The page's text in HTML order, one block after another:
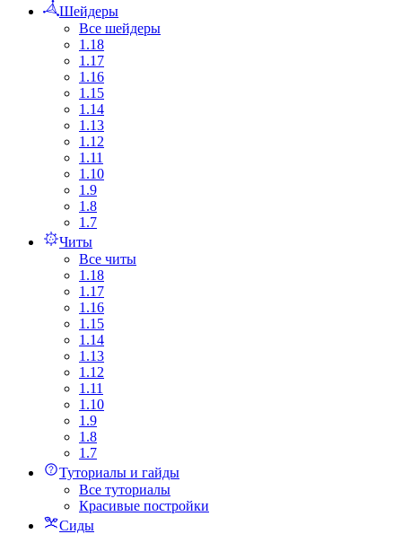
Шейдеры
Все шейдеры
1.18
1.17
1.16
1.15
1.14
1.13
1.12
1.11
1.10
1.9
1.8
1.7
Читы
Все читы
1.18
1.17
1.16
1.15
1.14
1.13
1.12
1.11
1.10
1.9
1.8
1.7
Туториалы и гайды
Все туториалы
Красивые постройки
Сиды